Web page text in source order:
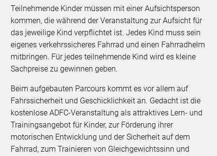
Teilnehmende Kinder müssen mit einer Aufsichtsperson
kommen, die während der Veranstaltung zur Aufsicht für
das jeweilige Kind verpflichtet ist. Jedes Kind muss sein
eigenes verkehrssicheres Fahrrad und einen Fahrradhelm
mitbringen. Für jedes teilnehmende Kind wird es kleine
Sachpreise zu gewinnen geben.
Beim aufgebauten Parcours kommt es vor allem auf
Fahrssicherheit und Geschicklichkeit an. Gedacht ist die
kostenlose ADFC-Veranstaltung als attraktives Lern- und
Trainingsangebot für Kinder, zur Förderung ihrer
motorischen Entwicklung und der Sicherheit auf dem
Fahrrad, zum Trainieren von Gleichgewichtssinn und